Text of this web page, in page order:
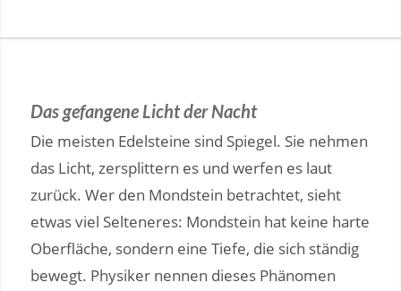
Das gefangene Licht der Nacht
Die meisten Edelsteine sind Spiegel. Sie nehmen
das Licht, zersplittern es und werfen es laut
zurück. Wer den Mondstein betrachtet, sieht
etwas viel Selteneres: Mondstein hat keine harte
Oberfläche, sondern eine Tiefe, die sich ständig
bewegt. Physiker nennen dieses Phänomen